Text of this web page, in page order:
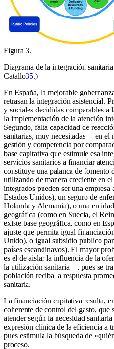
Figura 3.
Diagrama de la integración
Catallo35.)
En España, la mejorable
retrasan la integración asistencial.
y sociales decididas comparables a
la implementación de la atención
Segundo, falta capacidad de
sanitarias, muy necesitadas —en el
gestión y competencia por
base capitativa que estimule esa
servicios sanitarios a financiar
constituye una palanca de fomento
utilizando de manera creciente en
integrados pueden ser una empresa
Estados Unidos), un seguro de
Holanda y Alemania), o una
geográfica (como en Suecia, el
existe base geográfica, como en
ajuste que permita igual
Unido), o igual subsidio público
países escandinavos). El mayor
es el de aislar la influencia de la
la utilización sanitaria—, pues se
población reciba la respuesta
sanitaria.
La financiación capitativa resulta,
coherente de control del gasto,
atender según la necesidad
expresión clínica de la eficiencia a
pues estimula la búsqueda de
proceso.